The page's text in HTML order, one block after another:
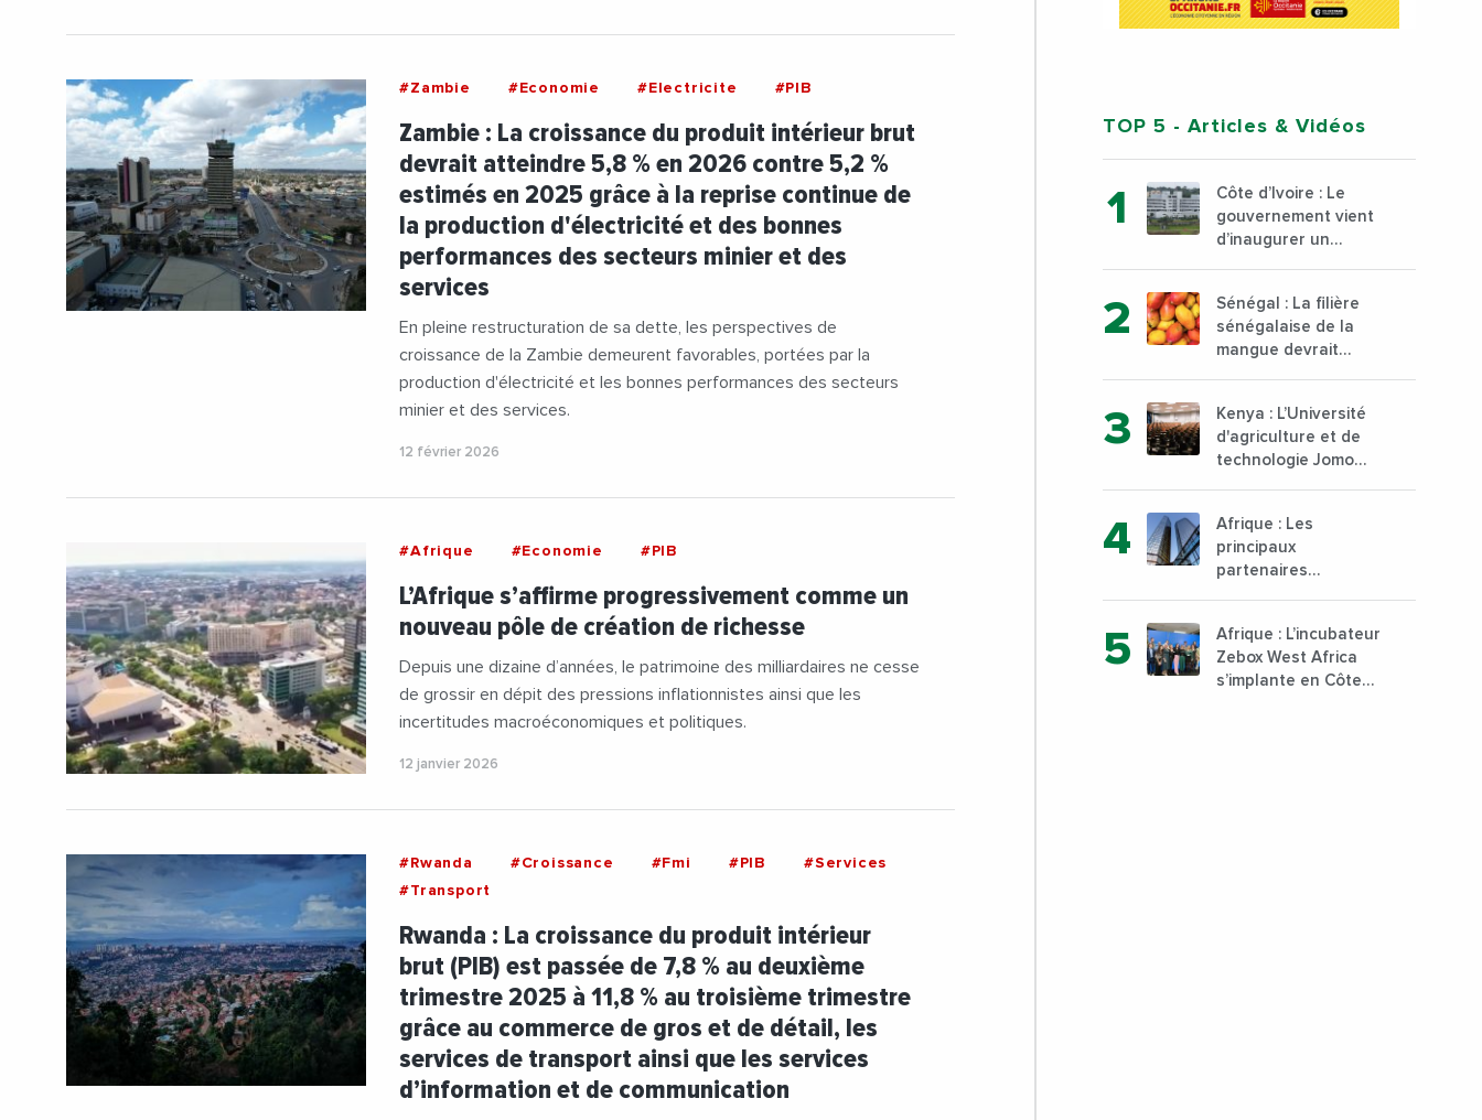
#Zambie #Economie #Electricite #PIB
Zambie : La croissance du produit intérieur brut
devrait atteindre 5,8 % en 2026 contre 5,2 %
estimés en 2025 grâce à la reprise continue de
la production d'électricité et des bonnes
performances des secteurs minier et des
services
En pleine restructuration de sa dette, les perspectives de
croissance de la Zambie demeurent favorables, portées par la
production d'électricité et les bonnes performances des secteurs
minier et des services.
12 février 2026
#Afrique #Economie #PIB
L’Afrique s’affirme progressivement comme un
nouveau pôle de création de richesse
Depuis une dizaine d’années, le patrimoine des milliardaires ne cesse
de grossir en dépit des pressions inflationnistes ainsi que les
incertitudes macroéconomiques et politiques.
12 janvier 2026
#Rwanda #Croissance #Fmi #PIB
#Services
#Transport
Rwanda : La croissance du produit intérieur
brut (PIB) est passée de 7,8 % au deuxième
trimestre 2025 à 11,8 % au troisième trimestre
grâce au commerce de gros et de détail, les
services de transport ainsi que les services
d’information et de communication
TOP 5 - Articles & Vidéos
Côte d’Ivoire : Le
gouvernement vient
d’inaugurer un
d’Abidjan, au sud du
pays
Sénégal : La filière
sénégalaise de la
mangue devrait
30 000 tonnes
produites
Kenya : L’Université
d'agriculture et de
technologie Jomo
de formation
technique et
professionnelle sur
son campus de
janvier 2023
Afrique : Les
principaux
partenaires
désormais le Nigeria,
l’Angola et l’Afrique
du Sud
Afrique : L’incubateur
Zebox West Africa
s’implante en Côte